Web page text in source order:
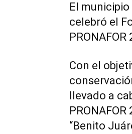
El
celebró el
PRONAFOR
Con el
llevado a
“Benito